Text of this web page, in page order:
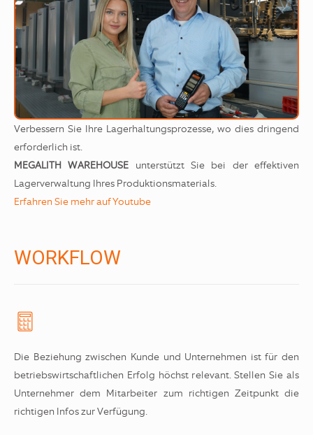
Verbessern Sie Ihre Lagerhaltungsprozesse, wo dies dringend
erforderlich ist.
MEGALITH WAREHOUSE unterstützt Sie bei der effektiven
Lagerverwaltung Ihres Produktionsmaterials.
Erfahren Sie mehr auf Youtube
WORKFLOW
Die Beziehung zwischen Kunde und Unternehmen ist für den
betriebswirtschaftlichen Erfolg höchst relevant. Stellen Sie als
Unternehmer dem Mitarbeiter zum richtigen Zeitpunkt die
richtigen Infos zur Verfügung.